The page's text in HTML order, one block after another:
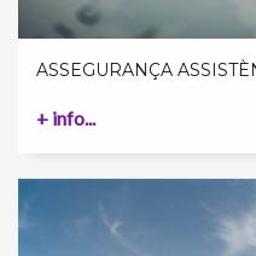
ASSEGURANÇA
+ info...